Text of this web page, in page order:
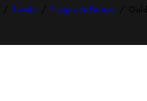
Tienda Pliegos de Ensayo